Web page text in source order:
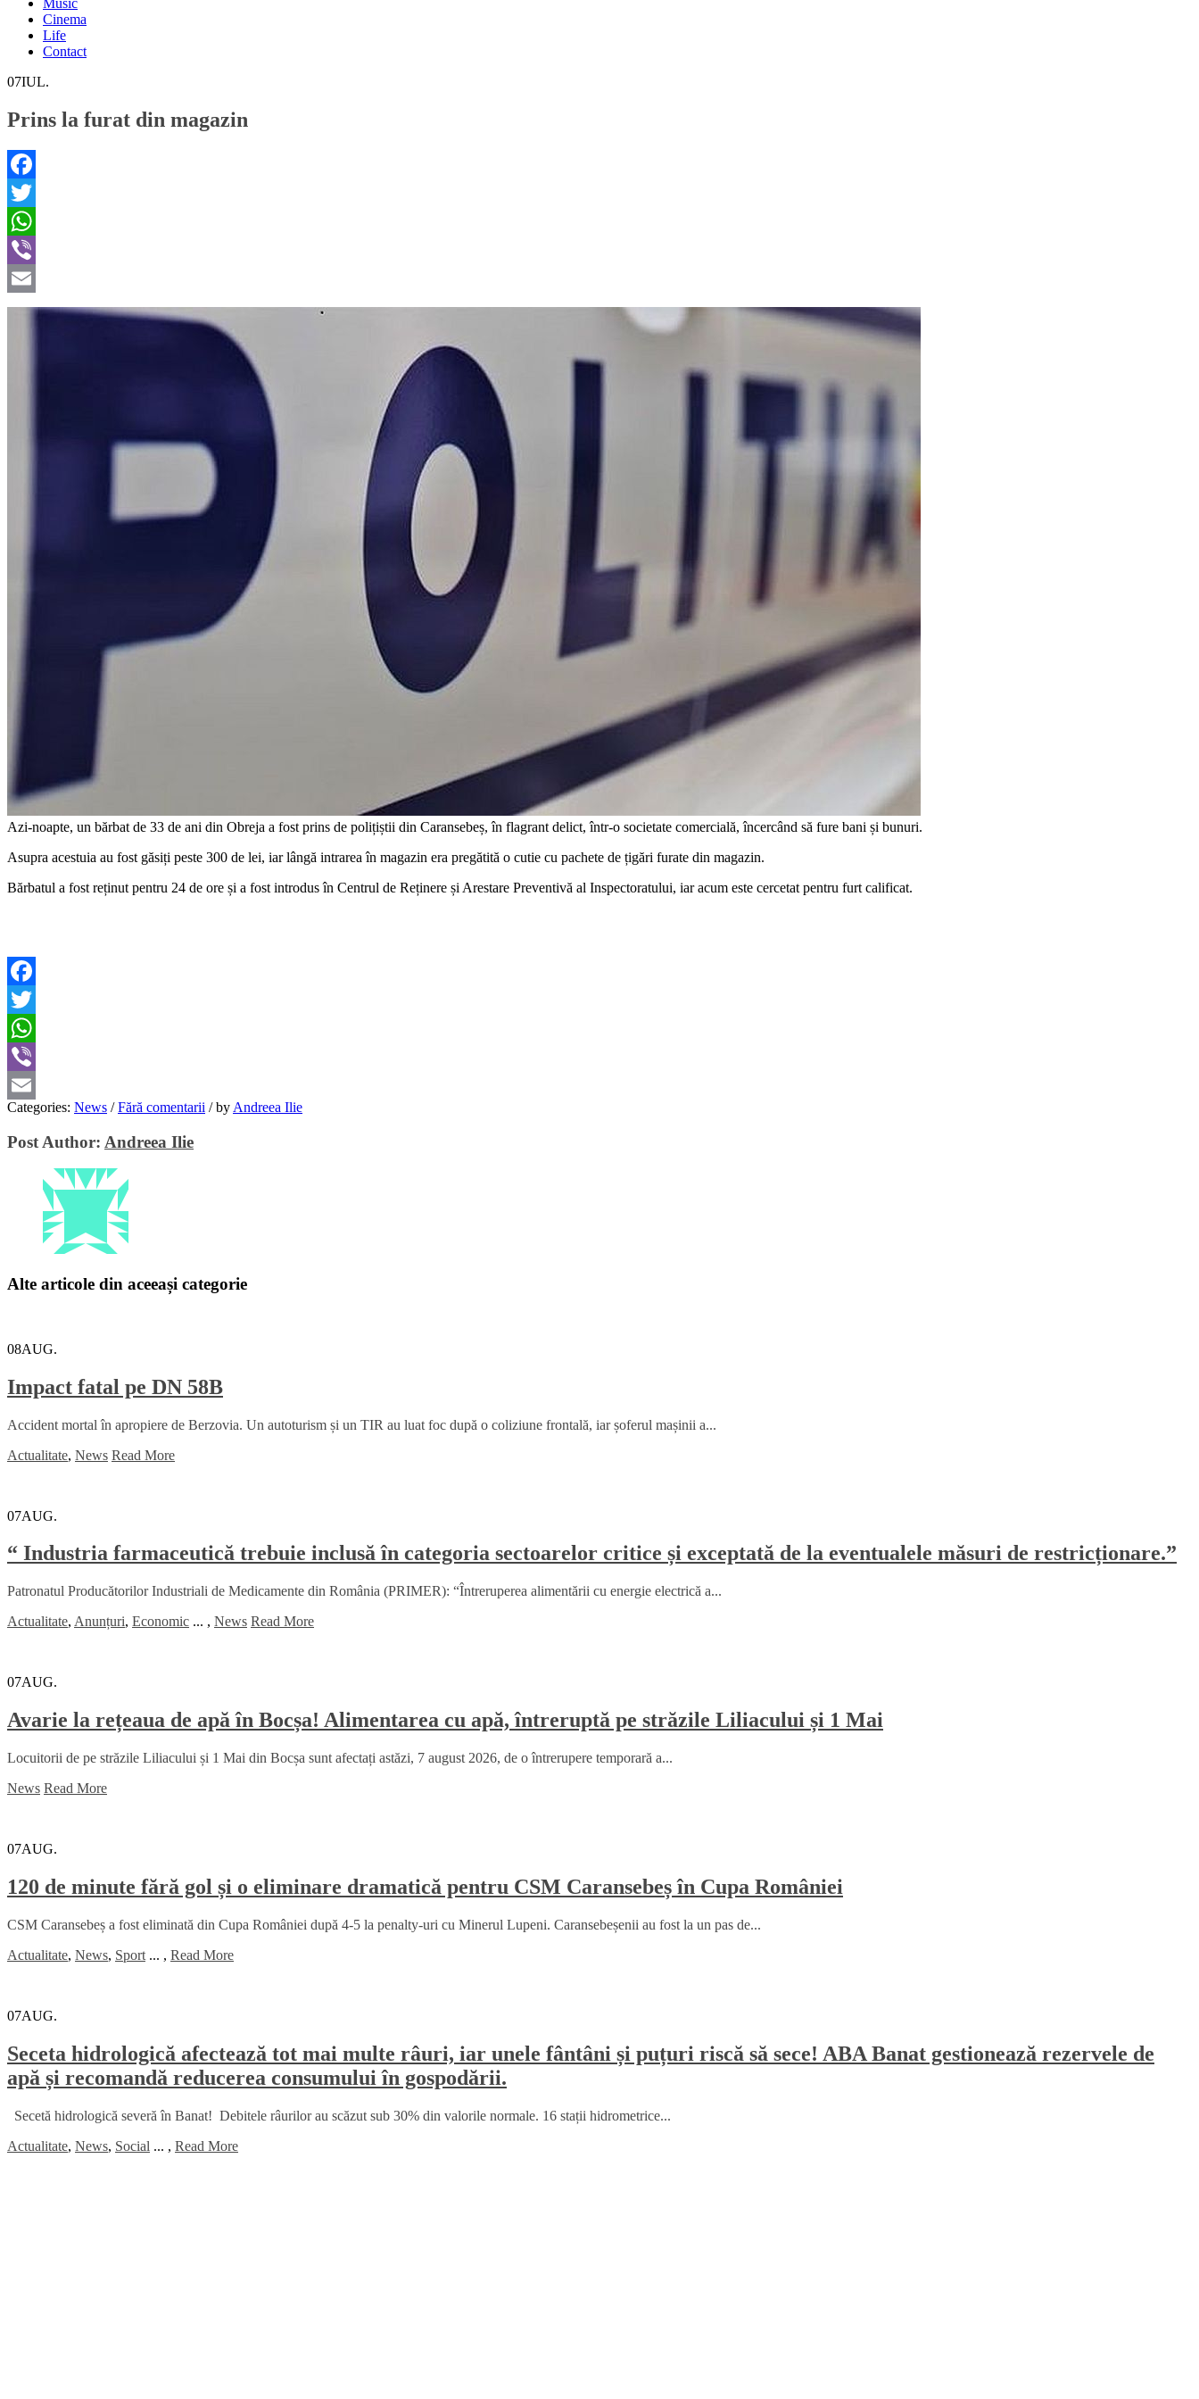
Music
Cinema
Life
Contact
07IUL.
Prins la furat din magazin
Facebook
Twitter
WhatsApp
Viber
Email
Azi-noapte, un bărbat de 33 de ani din Obreja a fost prins de polițiștii din Caransebeș, în flagrant delict, într-o societate comercială, încercând să fure bani și bunuri.
Asupra acestuia au fost găsiți peste 300 de lei, iar lângă intrarea în magazin era pregătită o cutie cu pachete de țigări furate din magazin.
Bărbatul a fost reținut pentru 24 de ore și a fost introdus în Centrul de Reținere și Arestare Preventivă al Inspectoratului, iar acum este cercetat pentru furt calificat.
Facebook
Twitter
WhatsApp
Viber
Email
Categories: News / Fără comentarii /by Andreea Ilie
Post Author: Andreea Ilie
Alte articole din aceeași categorie
08AUG.
Impact fatal pe DN 58B
Accident mortal în apropiere de Berzovia. Un autoturism și un TIR au luat foc după o coliziune frontală, iar șoferul mașinii a...
Actualitate, News Read More
07AUG.
“ Industria farmaceutică trebuie inclusă în categoria sectoarelor critice și exceptată de la eventualele măsuri de restricționare.”
Patronatul Producătorilor Industriali de Medicamente din România (PRIMER): “Întreruperea alimentării cu energie electrică a...
Actualitate, Anunțuri, Economic ... , News Read More
07AUG.
Avarie la rețeaua de apă în Bocșa! Alimentarea cu apă, întreruptă pe străzile Liliacului și 1 Mai
Locuitorii de pe străzile Liliacului și 1 Mai din Bocșa sunt afectați astăzi, 7 august 2026, de o întrerupere temporară a...
News Read More
07AUG.
120 de minute fără gol și o eliminare dramatică pentru CSM Caransebeș în Cupa României
CSM Caransebeș a fost eliminată din Cupa României după 4-5 la penalty-uri cu Minerul Lupeni. Caransebeșenii au fost la un pas de...
Actualitate, News, Sport ... , Read More
07AUG.
Seceta hidrologică afectează tot mai multe râuri, iar unele fântâni și puțuri riscă să sece! ABA Banat gestionează rezervele de
apă și recomandă reducerea consumului în gospodării.
Secetă hidrologică severă în Banat! Debitele râurilor au scăzut sub 30% din valorile normale. 16 stații hidrometrice...
Actualitate, News, Social ... , Read More